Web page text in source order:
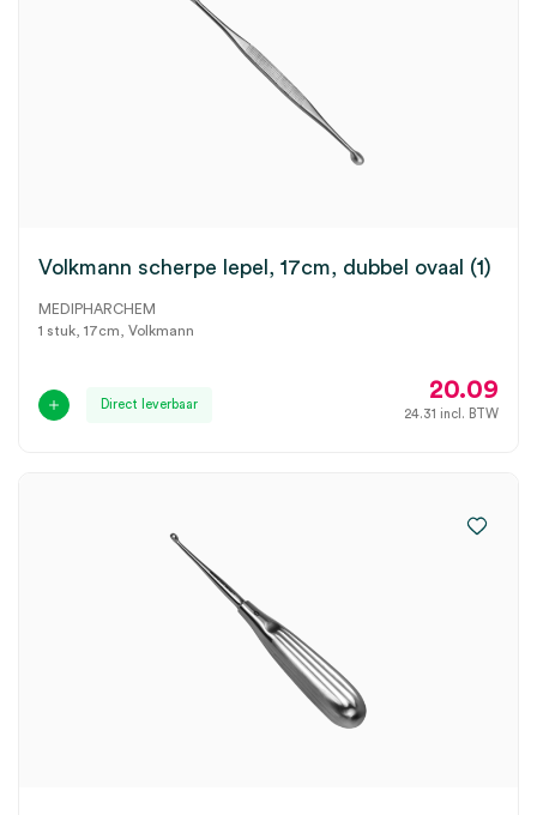
Volkmann scherpe lepel, 17cm, dubbel ovaal (1)
MEDIPHARCHEM
1 stuk, 17cm, Volkmann
Direct leverbaar
20.09
24.31 incl. BTW